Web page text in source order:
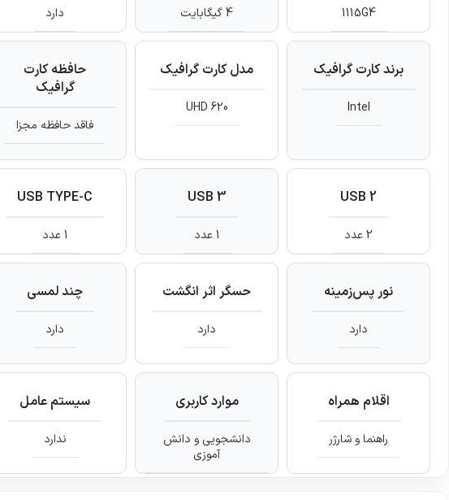
1115G4 4 گیگابایت دارد
برند کارت گرافیک
Intel
مدل کارت گرافیک
UHD 620
حافظه کارت
گرافیک
فاقد حافظه مجزا
USB 2
2 عدد
USB 3
1 عدد
USB TYPE-C
1 عدد
نور پس‌زمینه
دارد
حسگر اثر انگشت
دارد
چند لمسی
دارد
اقلام همراه
راهنما و شارژر
موارد کاربری
دانشجویی و دانش
آموزی
سیستم عامل
ندارد